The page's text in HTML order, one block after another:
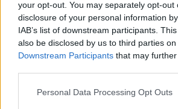
your opt-out. You may separately opt-out
disclosure of your personal information
IAB’s list of downstream participants.
also be disclosed by us to third parties on
Downstream Participants that may
Personal Data Processing Opt Outs
+ San Miguelito